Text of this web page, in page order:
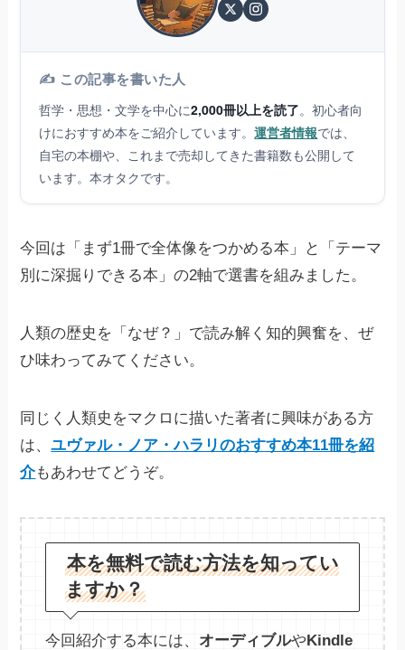
✍️ この記事を書いた人
哲学・思想・文学を中心に2,000冊以上を読了。初心者向
けにおすすめ本をご紹介しています。運営者情報では、
自宅の本棚や、これまで売却してきた書籍数も公開して
います。本オタクです。
今回は「まず1冊で全体像をつかめる本」と「テーマ
別に深掘りできる本」の2軸で選書を組みました。
人類の歴史を「なぜ？」で読み解く知的興奮を、ぜ
ひ味わってみてください。
同じく人類史をマクロに描いた著者に興味がある方
は、ユヴァル・ノア・ハラリのおすすめ本11冊を紹
介もあわせてどうぞ。
本を無料で読む方法を知ってい
ますか？
今回紹介する本には、 オーディブルやKindle